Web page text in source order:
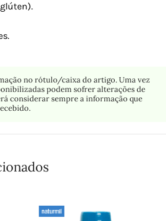
no rótulo/caixa do artigo. Uma vez
podem sofrer alterações de
considerar sempre a informação que